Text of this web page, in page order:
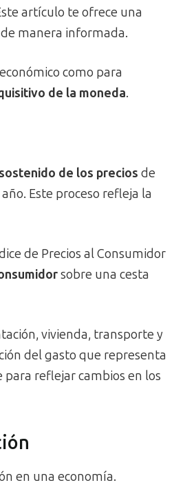
artículo te ofrece una
manera informada.
como para
de la moneda.
de los precios de
Este proceso refleja la
de Precios al Consumidor
sobre una cesta
vivienda, transporte y
del gasto que representa
reflejar cambios en los
en una economía.